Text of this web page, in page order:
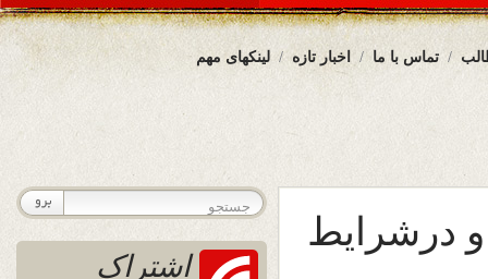
لینکهای مهم اخبار تازه تماس با ما
درشرایط
اشتراک